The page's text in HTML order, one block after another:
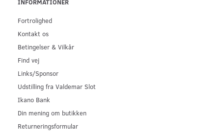
INFORMATIONER
Fortrolighed
Kontakt os
Betingelser & Vilkår
Find vej
Links/Sponsor
Udstilling fra Valdemar Slot
Ikano Bank
Din mening om butikken
Returneringsformular